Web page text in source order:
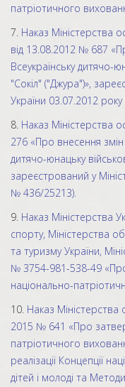
патріотичного
7. Наказ Міністерства
від 13.08.2012 № 687
Всеукраїнську дитячо-
"Сокіл" ("Джура")»,
України 03.07.2012
8. Наказ Міністерства
276 «Про внесення
дитячо-юнацьку
зареєстрований у
№ 436/25213).
9. Наказ Міністерства
спорту, Міністерства
та туризму України,
№ 3754-981-538-49
національно-
10. Наказ Міністерства
2015 № 641 «Про
патріотичного
реалізації Концепції
дітей і молоді та